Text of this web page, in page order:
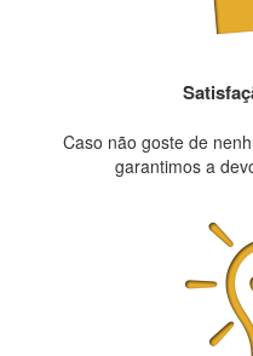
Caso não goste de
garantimos a